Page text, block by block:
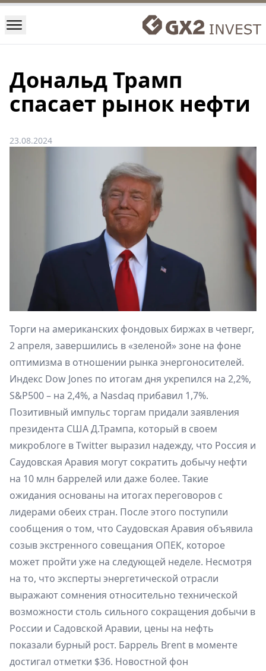
Дональд Трамп
спасает рынок нефти
23.08.2024
Торги на американских фондовых биржах в четверг,
2 апреля, завершились в «зеленой» зоне на фоне
оптимизма в отношении рынка энергоносителей.
Индекс Dow Jones по итогам дня укрепился на 2,2%,
S&P500 – на 2,4%, а Nasdaq прибавил 1,7%.
Позитивный импульс торгам придали заявления
президента США Д.Трампа, который в своем
микроблоге в Twitter выразил надежду, что Россия и
Саудовская Аравия могут сократить добычу нефти
на 10 млн баррелей или даже более. Такие
ожидания основаны на итогах переговоров с
лидерами обеих стран. После этого поступили
сообщения о том, что Саудовская Аравия объявила
созыв экстренного совещания ОПЕК, которое
может пройти уже на следующей неделе. Несмотря
на то, что эксперты энергетической отрасли
выражают сомнения относительно технической
возможности столь сильного сокращения добычи в
России и Садовской Аравии, цены на нефть
показали бурный рост. Баррель Brent в моменте
достигал отметки $36. Новостной фон